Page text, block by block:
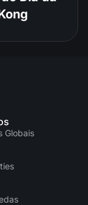
Globais